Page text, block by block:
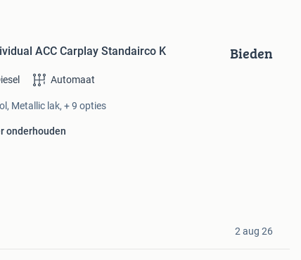
ACC Carplay Standairco K Bieden
Automaat
Metallic lak, + 9 opties
onderhouden
2 aug 26